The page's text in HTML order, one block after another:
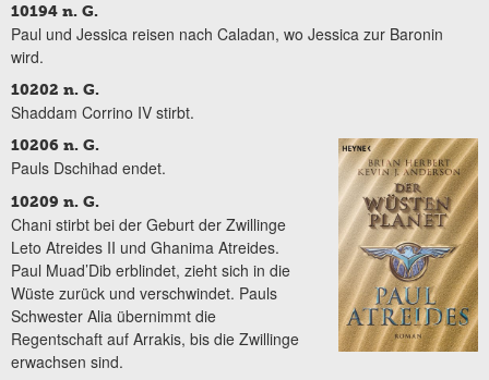
10194 n. G.
Paul und Jessica reisen nach Caladan, wo Jessica zur Baronin
wird.
10202 n. G.
Shaddam Corrino IV stirbt.
10206 n. G.
Pauls Dschihad endet.
10209 n. G.
​Chani stirbt bei der Geburt der Zwillinge
Leto Atreides II und Ghanima Atreides.
Paul Muad’Dib erblindet, zieht sich in die
Wüste zurück und verschwindet. Pauls
Schwester Alia übernimmt die
Regentschaft auf Arrakis, bis die Zwillinge
erwachsen sind.